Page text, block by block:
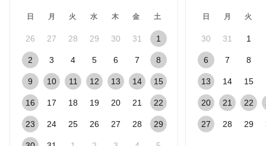
日 月 火 水 木 金 土
26 27 28 29 30 31 1
2 3 4 5 6 7 8
9 10 11 12 13 14 15
16 17 18 19 20 21 22
23 24 25 26 27 28 29
日 月 火
30 31 1
6 7 8
13 14 15
20 21 22
27 28 29